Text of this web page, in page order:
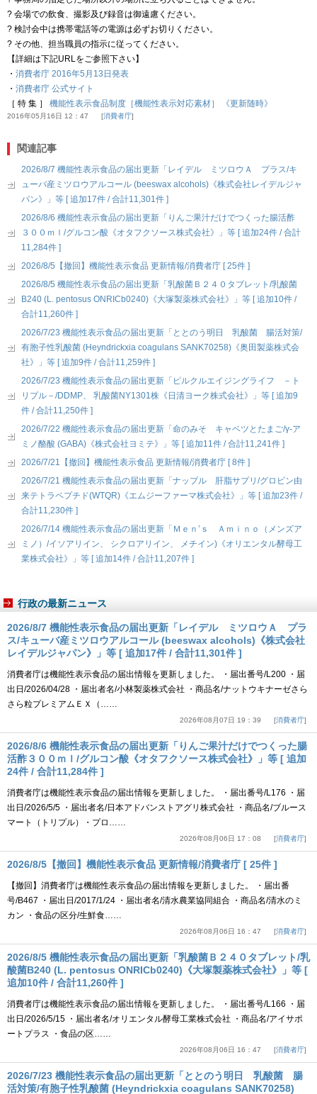
? 会場での飲食、撮影及び録音は御遠慮ください。
? 検討会中は携帯電話等の電源は必ずお切りください。
? その他、担当職員の指示に従ってください。
【詳細は下記URLをご参照下さい】
・ 消費者庁 2016年5月13日発表
・ 消費者庁 公式サイト
［ 特 集 ］ 機能性表示食品制度［機能性表示対応素材］ 《更新随時》
2016年05月16日 12：47 消費者庁
関連記事
2026/8/7 機能性表示食品の届出更新「レイデル ミツロウＡ プラス/キ
ューバ産ミツロウアルコール (beeswax alcohols)《株式会社レイデルジャ
パン》」等 [ 追加17件 / 合計11,301件 ]
2026/8/6 機能性表示食品の届出更新「りんご果汁だけでつくった腸活酢
３００ｍｌ/グルコン酸《オタフクソース株式会社》」等 [ 追加24件 / 合計
11,284件 ]
2026/8/5【撤回】機能性表示食品 更新情報/消費者庁 [ 25件 ]
2026/8/5 機能性表示食品の届出更新「乳酸菌Ｂ２４０タブレット/乳酸菌
B240 (L. pentosus ONRICb0240)《大塚製薬株式会社》」等 [ 追加10件 /
合計11,260件 ]
2026/7/23 機能性表示食品の届出更新「ととのう明日 乳酸菌 腸活対策/
有胞子性乳酸菌 (Heyndrickxia coagulans SANK70258)《奥田製薬株式会
社》」等 [ 追加9件 / 合計11,259件 ]
2026/7/23 機能性表示食品の届出更新「ピルクルエイジングライフ －ト
リプル－/DDMP、 乳酸菌NY1301株《日清ヨーク株式会社》」等 [ 追加9
件 / 合計11,250件 ]
2026/7/22 機能性表示食品の届出更新「命のみそ キャベツとたまご/γ-ア
ミノ酪酸 (GABA)《株式会社ヨミテ》」等 [ 追加11件 / 合計11,241件 ]
2026/7/21【撤回】機能性表示食品 更新情報/消費者庁 [ 8件 ]
2026/7/21 機能性表示食品の届出更新「ナップル 肝脂サプリ/グロビン由
来テトラペプチド(WTQR)《エムジーファーマ株式会社》」等 [ 追加23件 /
合計11,230件 ]
2026/7/14 機能性表示食品の届出更新「Ｍｅｎ’ｓ Ａｍｉｎｏ（メンズア
ミノ）/イソアリイン、 シクロアリイン、 メチイン)《オリエンタル酵母工
業株式会社》」等 [ 追加14件 / 合計11,207件 ]
行政の最新ニュース
2026/8/7 機能性表示食品の届出更新「レイデル ミツロウＡ プラ
ス/キューバ産ミツロウアルコール (beeswax alcohols)《株式会社
レイデルジャパン》」等 [ 追加17件 / 合計11,301件 ]
消費者庁は機能性表示食品の届出情報を更新しました。 ・届出番号/L200 ・届
出日/2026/04/28 ・届出者名/小林製薬株式会社 ・商品名/ナットウキナーゼさら
さら粒プレミアムＥＸ（……
2026年08月07日 19：39 消費者庁
2026/8/6 機能性表示食品の届出更新「りんご果汁だけでつくった腸
活酢３００ｍｌ/グルコン酸《オタフクソース株式会社》」等 [ 追加
24件 / 合計11,284件 ]
消費者庁は機能性表示食品の届出情報を更新しました。 ・届出番号/L176 ・届
出日/2026/5/5 ・届出者名/日本アドバンストアグリ株式会社 ・商品名/ブルース
マート（トリプル）・プロ……
2026年08月06日 17：08 消費者庁
2026/8/5【撤回】機能性表示食品 更新情報/消費者庁 [ 25件 ]
【撤回】消費者庁は機能性表示食品の届出情報を更新しました。 ・届出番
号/B467 ・届出日/2017/1/24 ・届出者名/清水農業協同組合 ・商品名/清水のミ
カン ・食品の区分/生鮮食……
2026年08月06日 16：47 消費者庁
2026/8/5 機能性表示食品の届出更新「乳酸菌Ｂ２４０タブレット/乳
酸菌B240 (L. pentosus ONRICb0240)《大塚製薬株式会社》」等 [
追加10件 / 合計11,260件 ]
消費者庁は機能性表示食品の届出情報を更新しました。 ・届出番号/L166 ・届
出日/2026/5/15 ・届出者名/オリエンタル酵母工業株式会社 ・商品名/アイサポ
ートプラス ・食品の区……
2026年08月06日 16：47 消費者庁
2026/7/23 機能性表示食品の届出更新「ととのう明日 乳酸菌 腸
活対策/有胞子性乳酸菌 (Heyndrickxia coagulans SANK70258)